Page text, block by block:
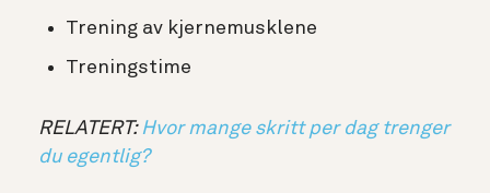
Trening av kjernemusklene
Treningstime
RELATERT: Hvor mange skritt per dag trenger
du egentlig?